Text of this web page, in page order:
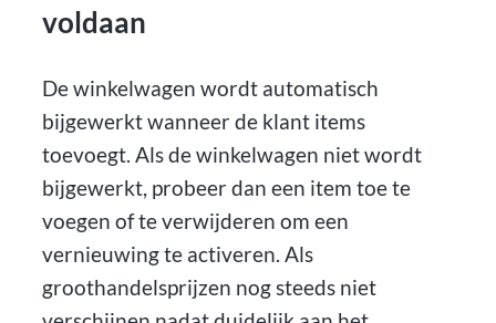
voldaan
De winkelwagen wordt automatisch
bijgewerkt wanneer de klant items
toevoegt. Als de winkelwagen niet wordt
bijgewerkt, probeer dan een item toe te
voegen of te verwijderen om een
vernieuwing te activeren. Als
groothandelsprijzen nog steeds niet